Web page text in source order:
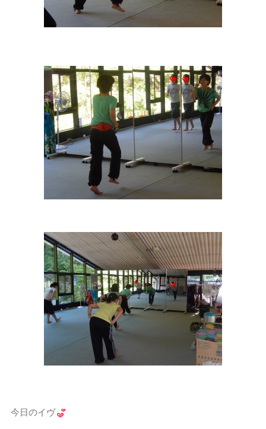
今日のイヴ